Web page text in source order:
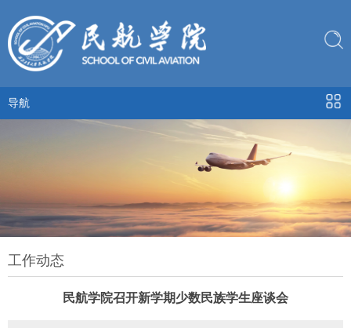
导航
工作动态
民航学院召开新学期少数民族学生座谈会